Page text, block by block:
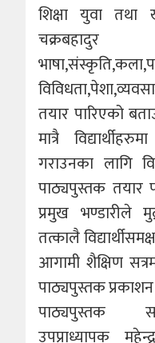
शिक्षा युवा
चक्रबहादुर
तयार पारिएको
मात्रै
गराउनका लागि
पाठ्यपुस्तक तयार
प्रमुख भण्डारीले
तत्कालै
आगामी शैक्षिण
पाठ्यपुस्तक
पाठ्यपुस्तक
उपप्राध्यापक